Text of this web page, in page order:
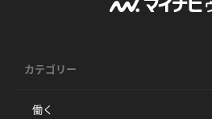
カテゴリー
働く